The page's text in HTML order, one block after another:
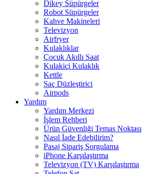
Dikey Süpürgeler
Robot Süpürgeler
Kahve Makineleri
Televizyon
Airfryer
Kulaklıklar
Çocuk Akıllı Saat
Kulakiçi Kulaklık
Kettle
Saç Düzleştirici
Airpods
Yardım
Yardım Merkezi
İşlem Rehberi
Ürün Güvenliği Temas Noktası
Nasıl İade Edebilirim?
Pasaj Sipariş Sorgulama
iPhone Karşılaştırma
Televizyon (TV) Karşılaştırma